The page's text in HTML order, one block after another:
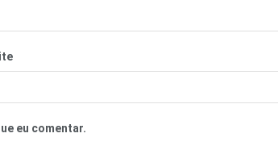
eu comentar.